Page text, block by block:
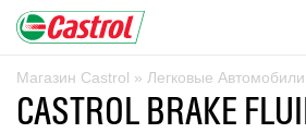
Магазин Castrol » Легковые Автомобили
CASTROL BRAKE